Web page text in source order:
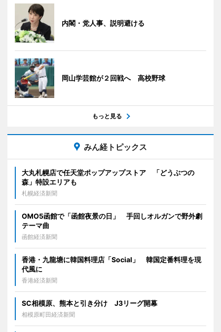
内閣・党人事、説明避ける
岡山学芸館が２回戦へ 高校野球
もっと見る
みん経トピックス
大丸札幌店で任天堂ポップアップストア 「どうぶつの
森」特設エリアも
札幌経済新聞
OMO5函館で「函館夜景の日」 手回しオルガンで野外劇
テーマ曲
函館経済新聞
香港・九龍塘に韓国料理店「Social」 韓国定番料理を現
代風に
香港経済新聞
SC相模原、熊本と引き分け J3リーグ開幕
相模原町田経済新聞